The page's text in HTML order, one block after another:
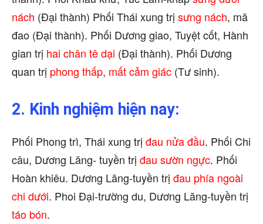
nách (Đại thành) Phối Thái xung trị sưng nách, mã
đao (Đại thành). Phối Dương giao, Tuyệt cốt, Hành
gian trị hai chân tê dại (Đại thành). Phối Dương
quan trị phong thấp, mất cảm giác (Tư sinh).
2. Kinh nghiệm hiện nay:
Phối Phong trì, Thái xung trị đau nửa đầu. Phối Chi
câu, Dương Lăng- tuyền trị đau sườn ngực. Phối
Hoàn khiêu. Dương Lăng-tuyền trị đau phía ngoài
chi dưới. Phoi Đại-trường du, Dương Lăng-tuyền trị
táo bón.